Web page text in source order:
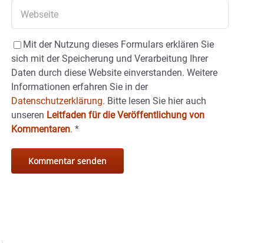
Mit der Nutzung dieses Formulars erklären Sie
sich mit der Speicherung und Verarbeitung Ihrer
Daten durch diese Website einverstanden. Weitere
Informationen erfahren Sie in der
Datenschutzerklärung. Bitte lesen Sie hier auch
unseren Leitfaden für die Veröffentlichung von
Kommentaren. *